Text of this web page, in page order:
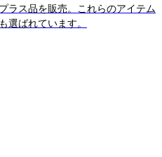
ラス品を販売。これらのアイテム
選ばれています。